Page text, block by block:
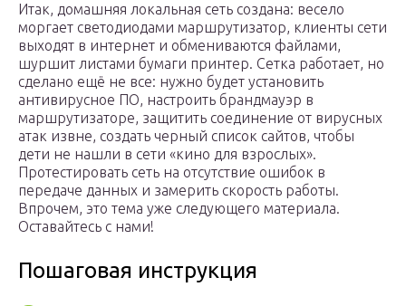
Итак, домашняя локальная сеть создана: весело
моргает светодиодами маршрутизатор, клиенты сети
выходят в интернет и обмениваются файлами,
шуршит листами бумаги принтер. Сетка работает, но
сделано ещё не все: нужно будет установить
антивирусное ПО, настроить брандмауэр в
маршрутизаторе, защитить соединение от вирусных
атак извне, создать черный список сайтов, чтобы
дети не нашли в сети «кино для взрослых».
Протестировать сеть на отсутствие ошибок в
передаче данных и замерить скорость работы.
Впрочем, это тема уже следующего материала.
Оставайтесь с нами!
Пошаговая инструкция